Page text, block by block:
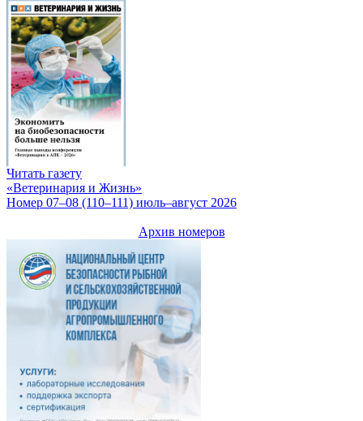
Читать газету
«Ветеринария и Жизнь»
Номер 07–08 (110–111) июль–август 2026
Архив номеров